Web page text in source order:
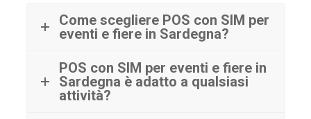
Come scegliere POS con SIM per
eventi e fiere in Sardegna?
POS con SIM per eventi e fiere in
Sardegna è adatto a qualsiasi
attività?